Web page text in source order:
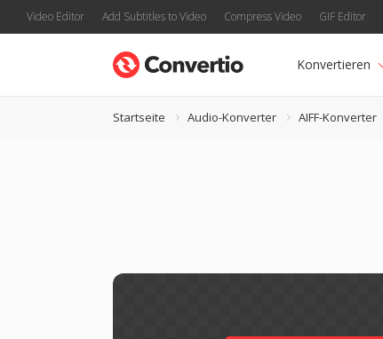
Video Editor Add Subtitles to Video Compress Video GIF Editor
Konvertieren
Startseite Audio-Konverter AIFF-Konverter